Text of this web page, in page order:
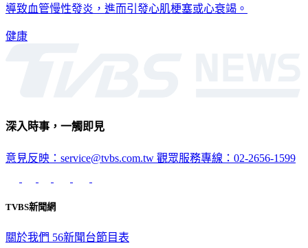
導致血管慢性發炎，進而引發心肌梗塞或心衰竭。
健康
深入時事，一觸即見
意見反映：service@tvbs.com.tw 觀眾服務專線：02-2656-1599
TVBS新聞網
關於我們 56新聞台節目表